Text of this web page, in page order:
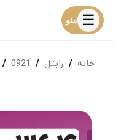
☰ منو
خانه / رایتل /
0921
/